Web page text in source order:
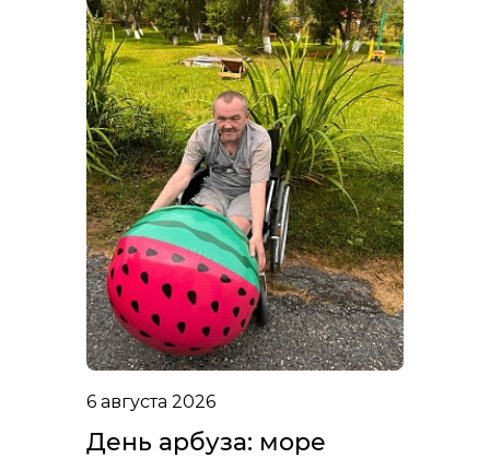
6 августа 2026
День арбуза: море